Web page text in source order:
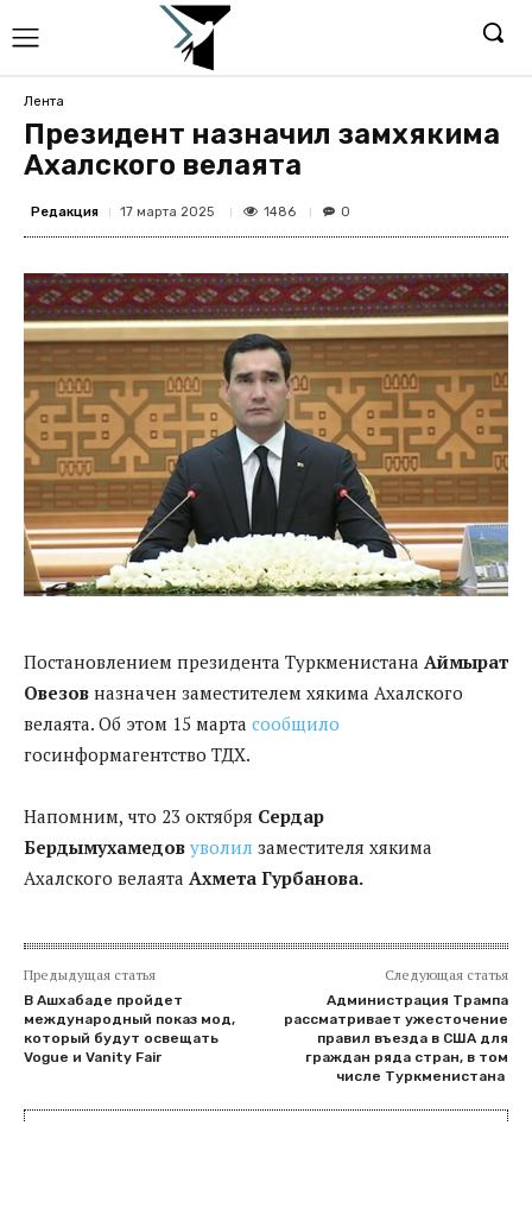
Лента
Президент назначил замхякима
Ахалского велаята
Редакция 17 марта 2025 1486 0
Постановлением президента Туркменистана Аймырат
Овезов назначен заместителем хякима Ахалского
велаята. Об этом 15 марта сообщило
госинформагентство ТДХ.
Напомним, что 23 октября Сердар
Бердымухамедов уволил заместителя хякима
Ахалского велаята Ахмета Гурбанова.
Предыдущая статья
В Ашхабаде пройдет
международный показ мод,
который будут освещать
Vogue и Vanity Fair
Следующая статья
Администрация Трампа
рассматривает ужесточение
правил въезда в США для
граждан ряда стран, в том
числе Туркменистана